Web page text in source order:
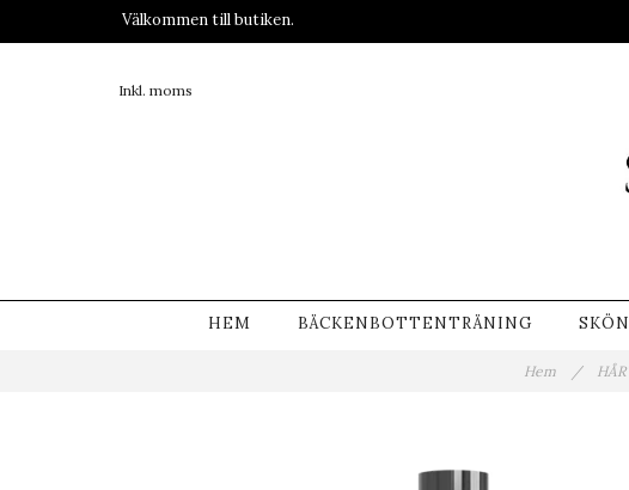
Välkommen till butiken.
Inkl. moms
HEM BÄCKENBOTTENTRÄNING
Hem /